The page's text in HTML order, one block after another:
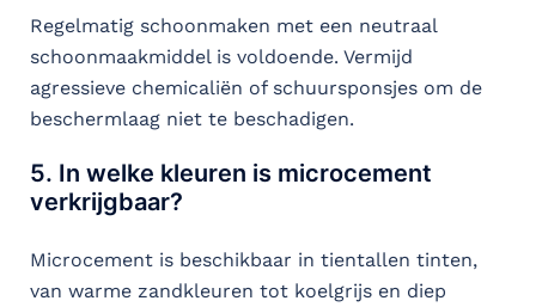
Regelmatig schoonmaken met een neutraal
schoonmaakmiddel is voldoende. Vermijd
agressieve chemicaliën of schuursponsjes om de
beschermlaag niet te beschadigen.
5. In welke kleuren is microcement
verkrijgbaar?
Microcement is beschikbaar in tientallen tinten,
van warme zandkleuren tot koelgrijs en diep